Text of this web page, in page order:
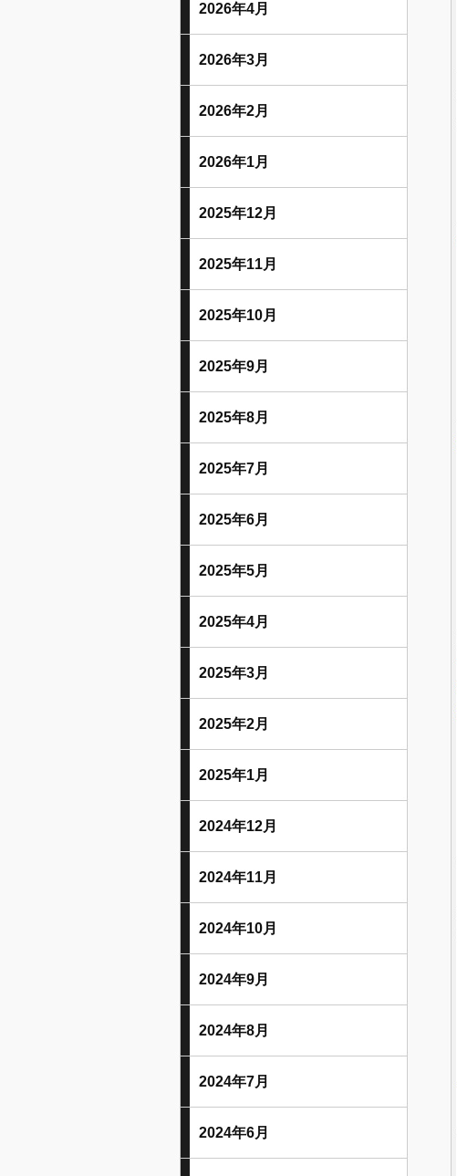
2026年4月
2026年3月
2026年2月
2026年1月
2025年12月
2025年11月
2025年10月
2025年9月
2025年8月
2025年7月
2025年6月
2025年5月
2025年4月
2025年3月
2025年2月
2025年1月
2024年12月
2024年11月
2024年10月
2024年9月
2024年8月
2024年7月
2024年6月